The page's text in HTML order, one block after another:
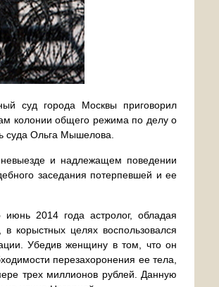
суд города Москвы приговорил
колонии общего режима по делу о
суда Ольга Мышелова.
и надлежащем поведении
заседания потерпевшей и ее
2014 года астролог, обладая
в корыстных целях воспользовался
Убедив женщину в том, что он
перезахоронения ее тела,
трех миллионов рублей. Данную